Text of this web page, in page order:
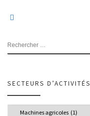
RECHERCHER
SECTEURS D’ACTIVITÉS